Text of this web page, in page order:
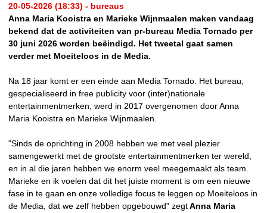
20-05-2026 (18:33) - bureaus
Anna Maria Kooistra en Marieke Wijnmaalen maken vandaag
bekend dat de activiteiten van pr-bureau Media Tornado per
30 juni 2026 worden beëindigd. Het tweetal gaat samen
verder met Moeiteloos in de Media.
Na 18 jaar komt er een einde aan Media Tornado. Het bureau,
gespecialiseerd in free publicity voor (inter)nationale
entertainmentmerken, werd in 2017 overgenomen door Anna
Maria Kooistra en Marieke Wijnmaalen.
"Sinds de oprichting in 2008 hebben we met veel plezier
samengewerkt met de grootste entertainmentmerken ter wereld,
en in al die jaren hebben we enorm veel meegemaakt als team.
Marieke en ik voelen dat dit het juiste moment is om een nieuwe
fase in te gaan en onze volledige focus te leggen op Moeiteloos in
de Media, dat we zelf hebben opgebouwd" zegtAnna Maria